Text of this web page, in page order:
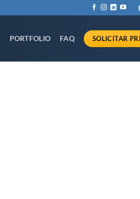
PORTFOLIO FAQ SOLICITAR